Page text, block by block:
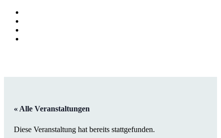
« Alle Veranstaltungen
Diese Veranstaltung hat bereits stattgefunden.